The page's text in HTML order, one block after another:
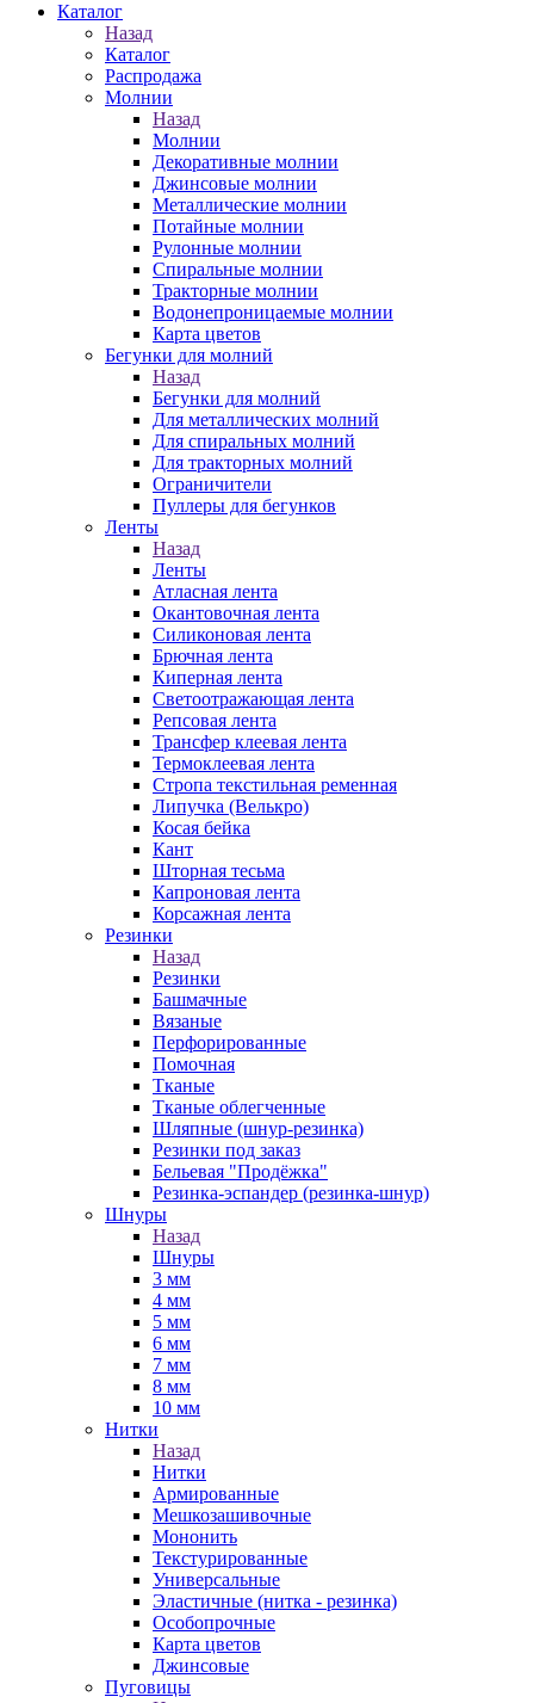
Каталог
Назад
Каталог
Распродажа
Молнии
Назад
Молнии
Декоративные молнии
Джинсовые молнии
Металлические молнии
Потайные молнии
Рулонные молнии
Спиральные молнии
Тракторные молнии
Водонепроницаемые молнии
Карта цветов
Бегунки для молний
Назад
Бегунки для молний
Для металлических молний
Для спиральных молний
Для тракторных молний
Ограничители
Пуллеры для бегунков
Ленты
Назад
Ленты
Атласная лента
Окантовочная лента
Силиконовая лента
Брючная лента
Киперная лента
Светоотражающая лента
Репсовая лента
Трансфер клеевая лента
Термоклеевая лента
Стропа текстильная ременная
Липучка (Велькро)
Косая бейка
Кант
Шторная тесьма
Капроновая лента
Корсажная лента
Резинки
Назад
Резинки
Башмачные
Вязаные
Перфорированные
Помочная
Тканые
Тканые облегченные
Шляпные (шнур-резинка)
Резинки под заказ
Бельевая "Продёжка"
Резинка-эспандер (резинка-шнур)
Шнуры
Назад
Шнуры
3 мм
4 мм
5 мм
6 мм
7 мм
8 мм
10 мм
Нитки
Назад
Нитки
Армированные
Мешкозашивочные
Мононить
Текстурированные
Универсальные
Эластичные (нитка - резинка)
Особопрочные
Карта цветов
Джинсовые
Пуговицы